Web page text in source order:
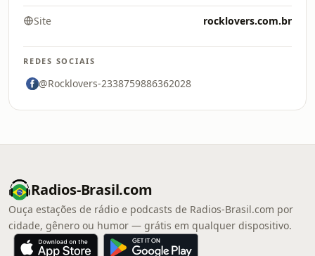
Site rocklovers.com.br
REDES SOCIAIS
@Rocklovers-2338759886362028
Radios-Brasil.com
Ouça estações de rádio e podcasts de Radios-Brasil.com por
cidade, gênero ou humor — grátis em qualquer dispositivo.